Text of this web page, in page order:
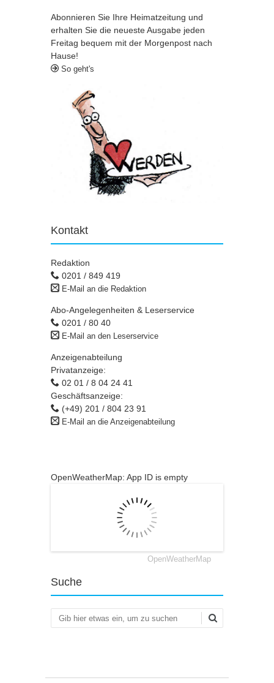
Abonnieren Sie Ihre Heimatzeitung und
erhalten Sie die neueste Ausgabe jeden
Freitag bequem mit der Morgenpost nach
Hause!
So geht's
Kontakt
Redaktion
0201 / 849 419
E-Mail an die Redaktion
Abo-Angelegenheiten & Leserservice
0201 / 80 40
E-Mail an den Leserservice
Anzeigenabteilung
Privatanzeige:
02 01 / 8 04 24 41
Geschäftsanzeige:
(+49) 201 / 804 23 91
E-Mail an die Anzeigenabteilung
OpenWeatherMap: App ID is empty
OpenWeatherMap
Suche
Suchen